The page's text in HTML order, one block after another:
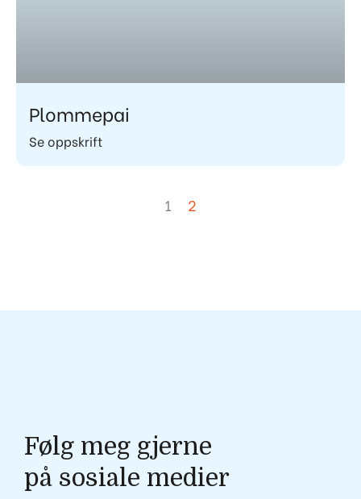
Plommepai
Se oppskrift
1 2
Følg meg gjerne
på sosiale medier